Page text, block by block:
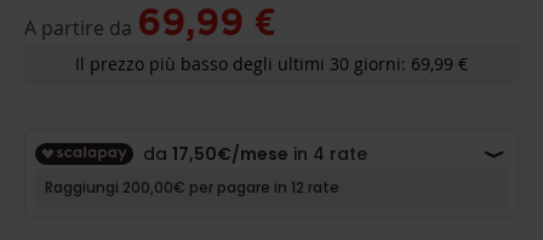
A partire da 69,99 €
Il prezzo più basso degli ultimi 30 giorni: 69,99 €